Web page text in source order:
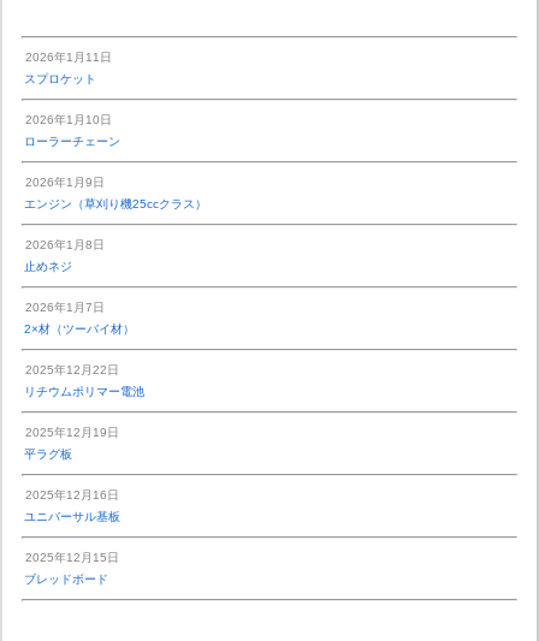
2026年1月11日
スプロケット
2026年1月10日
ローラーチェーン
2026年1月9日
エンジン（草刈り機25ccクラス）
2026年1月8日
止めネジ
2026年1月7日
2×材（ツーバイ材）
2025年12月22日
リチウムポリマー電池
2025年12月19日
平ラグ板
2025年12月16日
ユニバーサル基板
2025年12月15日
ブレッドボード